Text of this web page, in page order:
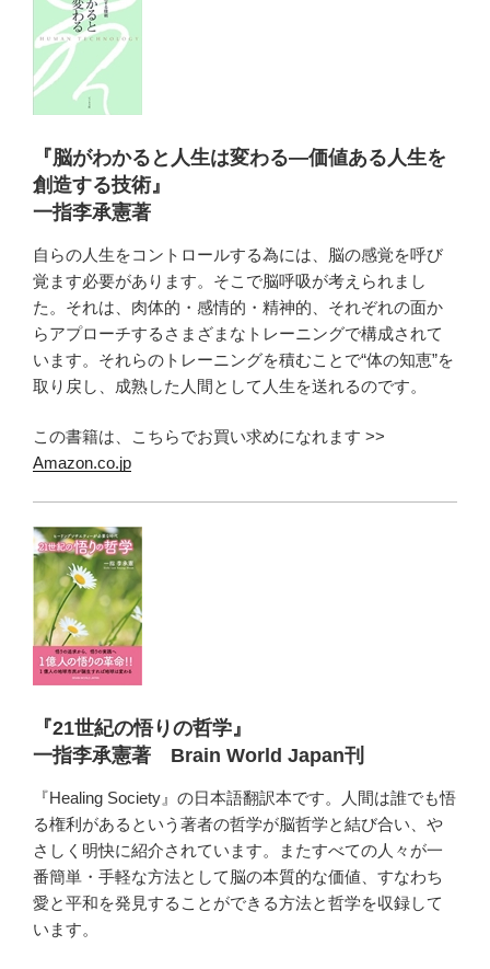
『脳がわかると人生は変わる―価値ある人生を
創造する技術』
一指李承憲著
自らの人生をコントロールする為には、脳の感覚を呼び
覚ます必要があります。そこで脳呼吸が考えられまし
た。それは、肉体的・感情的・精神的、それぞれの面か
らアプローチするさまざまなトレーニングで構成されて
います。それらのトレーニングを積むことで“体の知恵”を
取り戻し、成熟した人間として人生を送れるのです。
この書籍は、こちらでお買い求めになれます >>
Amazon.co.jp
『21世紀の悟りの哲学』
一指李承憲著 Brain World Japan刊
『Healing Society』の日本語翻訳本です。人間は誰でも悟
る権利があるという著者の哲学が脳哲学と結び合い、や
さしく明快に紹介されています。またすべての人々が一
番簡単・手軽な方法として脳の本質的な価値、すなわち
愛と平和を発見することができる方法と哲学を収録して
います。